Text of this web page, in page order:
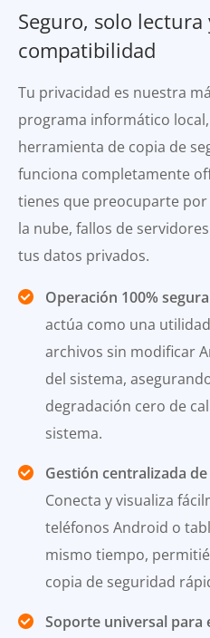
Seguro, solo lectura
compatibilidad
Tu privacidad es nuestra
programa informático
herramienta de copia de
funciona completamente
tienes que preocuparte
la nube, fallos de
tus datos privados.
Operación 100%
actúa como una
archivos sin modificar
del sistema,
degradación cero de
sistema.
Gestión centralizada
Conecta y visualiza
teléfonos Android o
mismo tiempo,
copia de seguridad
Soporte universal para